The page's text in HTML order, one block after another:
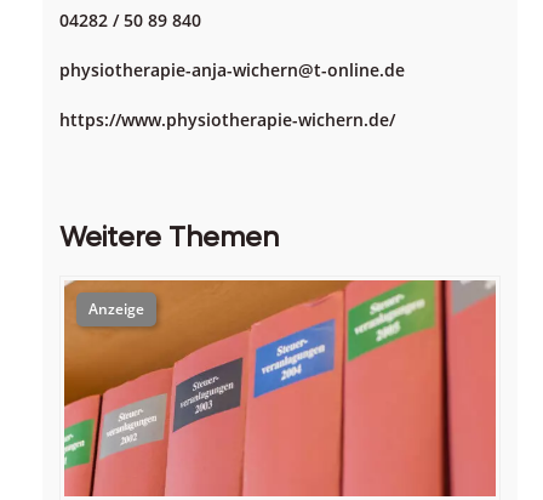
04282 / 50 89 840
physiotherapie-anja-wichern@t-online.de
https://www.physiotherapie-wichern.de/
Weitere Themen